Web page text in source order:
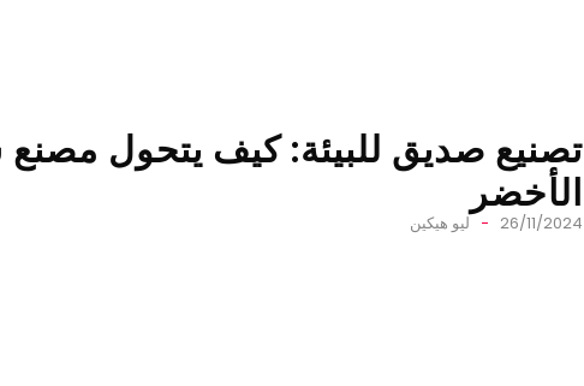
تصنيع صديق للبيئة: كيف يتحول
الأخضر
26/11/2024 ليو هيكين